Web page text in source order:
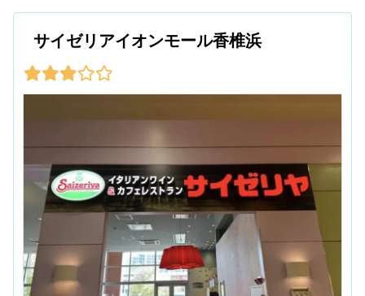
サイゼリアイオンモール香椎浜